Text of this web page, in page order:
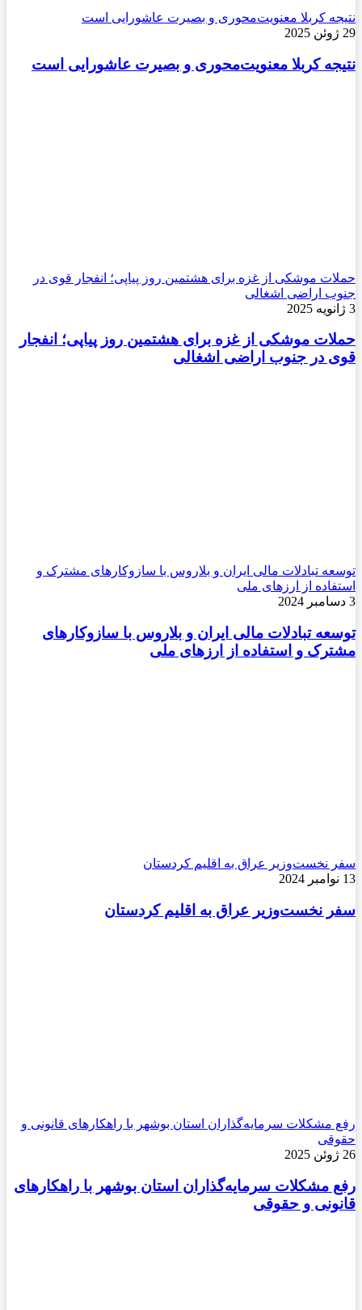
نتیجه کربلا معنویت‌محوری و بصیرت عاشورایی است
29 ژوئن 2025
نتیجه کربلا معنویت‌محوری و بصیرت عاشورایی است
حملات موشکی از غزه برای هشتمین روز پیاپی؛ انفجار قوی در
جنوب اراضی اشغالی
3 ژانویه 2025
حملات موشکی از غزه برای هشتمین روز پیاپی؛ انفجار
قوی در جنوب اراضی اشغالی
توسعه تبادلات مالی ایران و بلاروس با سازوکارهای مشترک و
استفاده از ارزهای ملی
3 دسامبر 2024
توسعه تبادلات مالی ایران و بلاروس با سازوکارهای
مشترک و استفاده از ارزهای ملی
سفر نخست‌وزیر عراق به اقلیم کردستان
13 نوامبر 2024
سفر نخست‌وزیر عراق به اقلیم کردستان
رفع مشکلات سرمایه‌گذاران استان بوشهر با راهکارهای قانونی و
حقوقی
26 ژوئن 2025
رفع مشکلات سرمایه‌گذاران استان بوشهر با راهکارهای
قانونی و حقوقی